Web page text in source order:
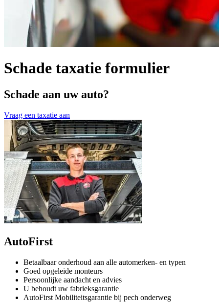
Schade taxatie formulier
Schade aan uw auto?
Vraag een taxatie aan
AutoFirst
Betaalbaar onderhoud aan alle automerken- en typen
Goed opgeleide monteurs
Persoonlijke aandacht en advies
U behoudt uw fabrieksgarantie
AutoFirst Mobiliteitsgarantie bij pech onderweg